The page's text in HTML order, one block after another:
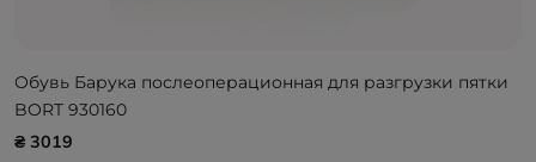
Обувь Барука послеоперационная для разгрузки пятки
BORT 930160
₴ 3019